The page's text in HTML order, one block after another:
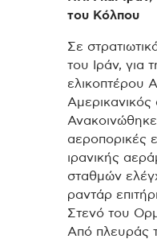
του Κόλπου
Σε
του Ιράν, για
ελικοπτέρου
Αμερικανικός
αεροπορικές
ιρανικής
σταθμών
ραντάρ
Στενό του
Από πλευράς